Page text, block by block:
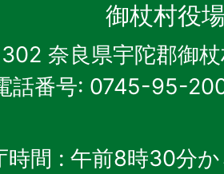
御杖村役
奈良県宇陀郡御
話番号: 0745-95-
時間 : 午前8時30分